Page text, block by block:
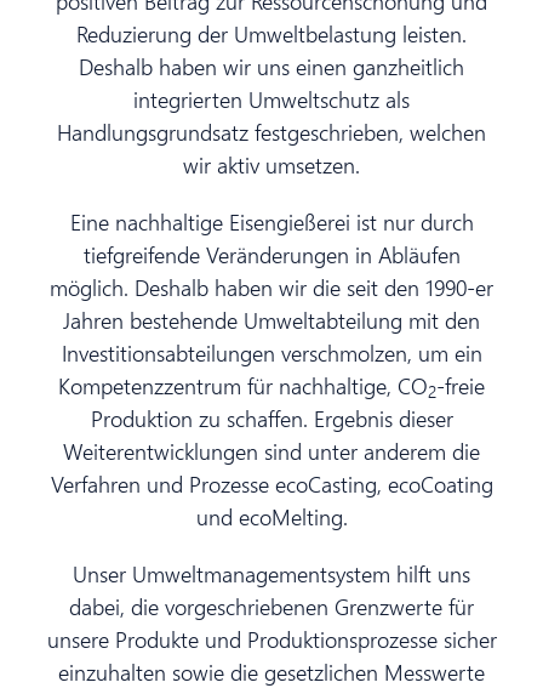
Reduzierung der Umweltbelastung leisten.
Deshalb haben wir uns einen ganzheitlich
integrierten Umweltschutz als
Handlungsgrundsatz festgeschrieben, welchen
wir aktiv umsetzen.
Eine nachhaltige Eisengießerei ist nur durch
tiefgreifende Veränderungen in Abläufen
möglich. Deshalb haben wir die seit den 1990-er
Jahren bestehende Umweltabteilung mit den
Investitionsabteilungen verschmolzen, um ein
Kompetenzzentrum für nachhaltige, CO2-freie
Produktion zu schaffen. Ergebnis dieser
Weiterentwicklungen sind unter anderem die
Verfahren und Prozesse ecoCasting, ecoCoating
und ecoMelting.
Unser Umweltmanagementsystem hilft uns
dabei, die vorgeschriebenen Grenzwerte für
unsere Produkte und Produktionsprozesse sicher
einzuhalten sowie die gesetzlichen Messwerte